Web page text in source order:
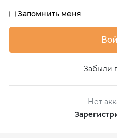
Запомнить меня
Забыли
Нет